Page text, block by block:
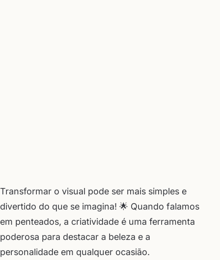
Transformar o visual pode ser mais simples e
divertido do que se imagina! 🌟 Quando falamos
em penteados, a criatividade é uma ferramenta
poderosa para destacar a beleza e a
personalidade em qualquer ocasião.